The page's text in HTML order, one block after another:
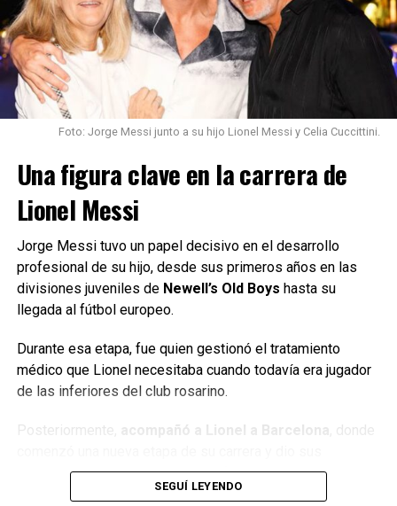
equilibrio.
Por qué el Portal 8/8 está
relacionado con la abundancia
Dentro de la numerología, el número 8 suele asociarse con
material
Por ese motivo, el 8 de agosto se convirtió en una fecha
elegida por quienes buscan mejorar su relación con el
dinero, impulsar proyectos o atraer nuevas oportunidades.
La propuesta, según estas creencias, no consiste
simplemente en esperar que la prosperidad aparezca,
sino en
utilizar la fecha para revisar objetivos,
ordenar las finanzas y definir acciones concretas
La idea de abundancia tampoco se limita necesariamente
al dinero. Puede incluir proyectos personales, relaciones,
Los rituales que se recomiendan
Foto: Jorge Messi junto a su hijo Lionel Messi y Celia Cuccittini.
Una figura clave en la carrera de
Lionel Messi
Jorge Messi tuvo un papel decisivo en el desarrollo
profesional de su hijo, desde sus primeros años en las
divisiones juveniles de Newell’s Old Boys hasta su
llegada al fútbol europeo.
Durante esa etapa, fue quien gestionó el tratamiento
médico que Lionel necesitaba cuando todavía era jugador
de las inferiores del club rosarino.
Posteriormente, acompañó a Lionel a Barcelona
primeros pasos hacia la élite del fútbol mundial.
SEGUÍ LEYENDO